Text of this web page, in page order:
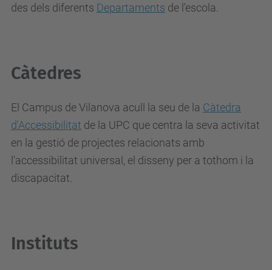
des dels diferents Departaments de l'escola.
Càtedres
El Campus de Vilanova acull la seu de la Càtedra
d'Accessibilitat de la UPC que centra la seva activitat
en la gestió de projectes relacionats amb
l'accessibilitat universal, el disseny per a tothom i la
discapacitat.
Instituts